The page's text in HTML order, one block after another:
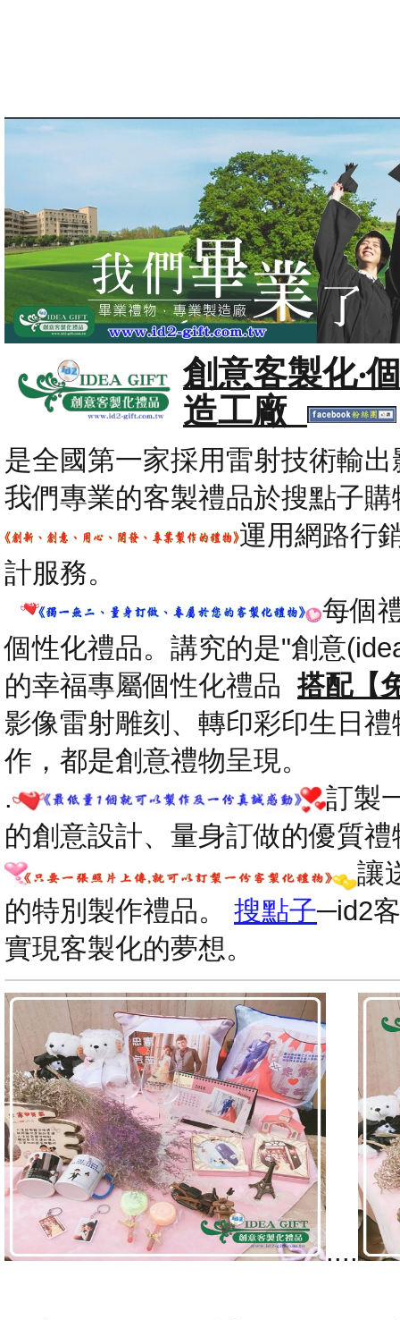
創意客製化‧
造工廠
是全國第一家採用雷射技術輸
我們專業的客製禮品於搜點子
運用網路行
計服務。
每個
個性化禮品。講究的是"創意
的幸福專屬個性化禮品搭配【
影像雷射雕刻、轉印彩印生日禮
作，都是創意禮物呈現。
.
訂製
的創意設計、量身訂做的優質禮
讓
的特別製作禮品。 搜點子─id2
實現客製化的夢想。
....